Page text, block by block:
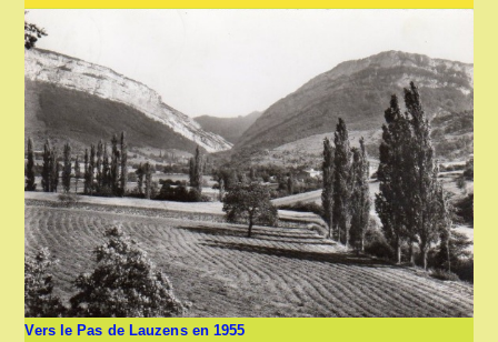
Vers le Pas de Lauzens en 1955